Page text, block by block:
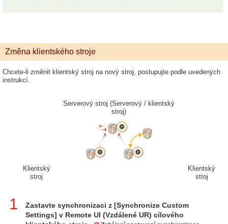
Změna klientského stroje
Chcete-li změnit klientský stroj na nový stroj, postupujte podle uvedených
instrukcí.
Serverový stroj (Serverový / klientský
stroj)
Klientský
stroj
Klientský
stroj
1
Zastavte synchronizaci z [Synchronize Custom
Settings] v Remote UI (Vzdálené UR) cílového